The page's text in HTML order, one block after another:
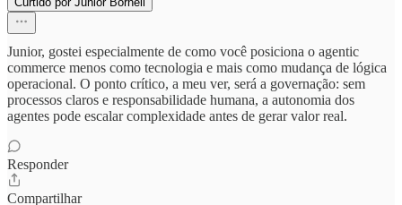
Junior, gostei especialmente de como você posiciona o agentic
commerce menos como tecnologia e mais como mudança de lógica
operacional. O ponto crítico, a meu ver, será a governação: sem
processos claros e responsabilidade humana, a autonomia dos
agentes pode escalar complexidade antes de gerar valor real.
Responder
Compartilhar